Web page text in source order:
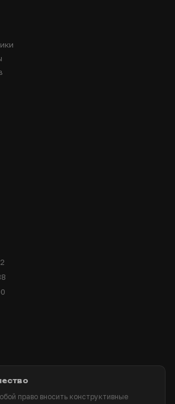
право вносить конструктивные